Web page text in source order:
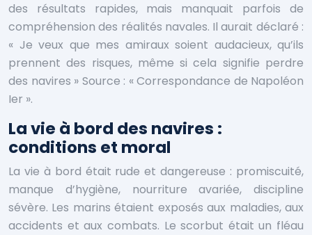
des résultats rapides, mais manquait parfois de
compréhension des réalités navales. Il aurait déclaré :
« Je veux que mes amiraux soient audacieux, qu’ils
prennent des risques, même si cela signifie perdre
des navires » Source : « Correspondance de Napoléon
Ier ».
La vie à bord des navires :
conditions et moral
La vie à bord était rude et dangereuse : promiscuité,
manque d’hygiène, nourriture avariée, discipline
sévère. Les marins étaient exposés aux maladies, aux
accidents et aux combats. Le scorbut était un fléau